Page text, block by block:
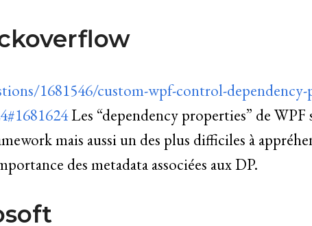
1681546/custom-wpf-control-
Les “dependency properties” de WPF
mais aussi un des plus difficiles à
des metadata associées aux DP.